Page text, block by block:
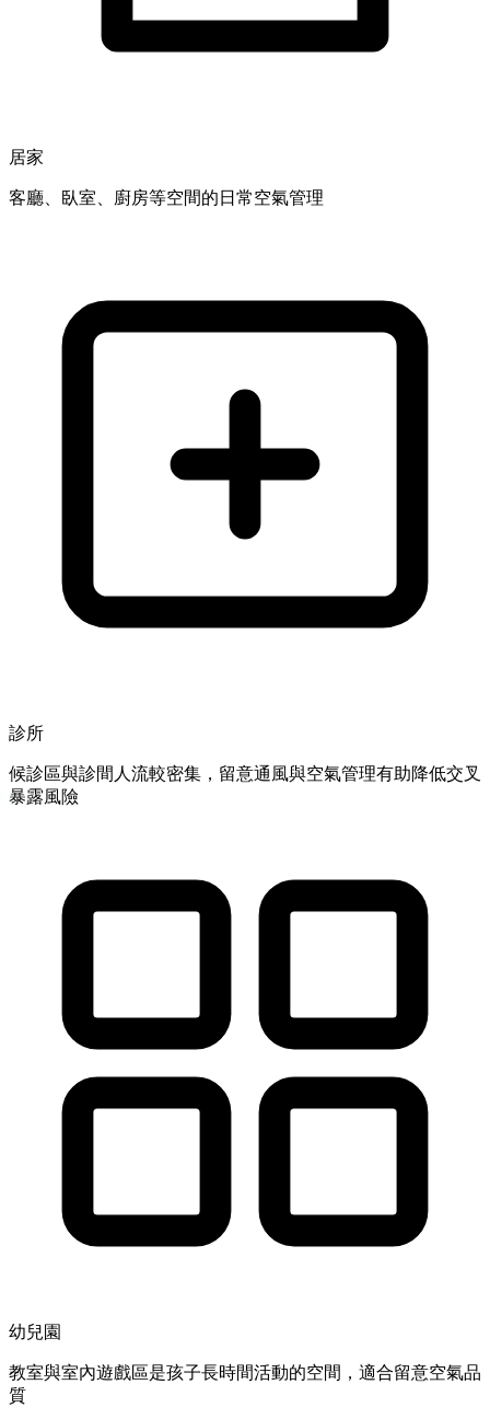
居家
客廳、臥室、廚房等空間的日常空氣管理
診所
候診區與診間人流較密集，留意通風與空氣管理有助降低交叉
暴露風險
幼兒園
教室與室內遊戲區是孩子長時間活動的空間，適合留意空氣品
質